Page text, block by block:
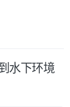
水下环境